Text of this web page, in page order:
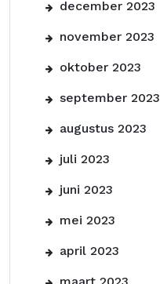
december 2023
november 2023
oktober 2023
september 2023
augustus 2023
juli 2023
juni 2023
mei 2023
april 2023